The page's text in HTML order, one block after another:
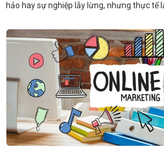
hảo hay sự nghiệp lẫy lừng, nhưng thực tế